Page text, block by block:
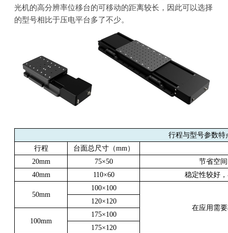
光机的高分辨率位移台的可移动的距离较长，因此可以选择
的型号相比于压电平台多了不少。
行程与型号参数特
行程
台面总尺寸（mm）
20mm
75×50
节省空
40mm
110×60 稳定性较好
50mm
100×100
在应用需
120×120
100mm
175×100
175×120